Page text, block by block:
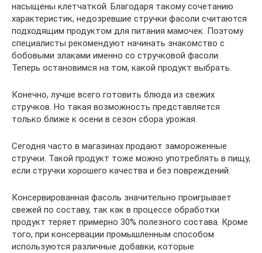
насыщены клетчаткой. Благодаря такому сочетанию
характеристик, недозревшие стручки фасоли считаются
подходящим продуктом для питания мамочек. Поэтому
специалисты рекомендуют начинать знакомство с
бобовыми злаками именно со стручковой фасоли.
Теперь остановимся на том, какой продукт выбрать.
Конечно, лучше всего готовить блюда из свежих
стручков. Но такая возможность представляется
только ближе к осени в сезон сбора урожая.
Сегодня часто в магазинах продают замороженные
стручки. Такой продукт тоже можно употреблять в пищу,
если стручки хорошего качества и без повреждений.
Консервированная фасоль значительно проигрывает
свежей по составу, так как в процессе обработки
продукт теряет примерно 30% полезного состава. Кроме
того, при консервации промышленным способом
используются различные добавки, которые